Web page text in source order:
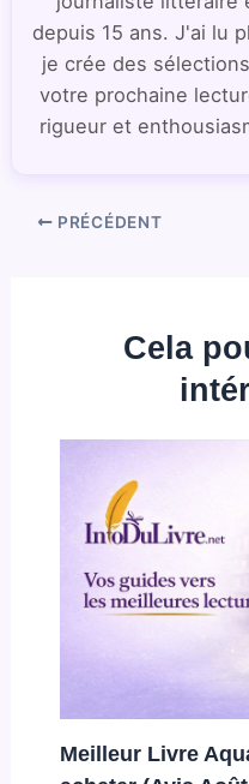
depuis 15 ans. J'ai lu
je crée des
votre prochaine
rigueur et
PRÉCÉDENT
Cela
Meilleur Livre